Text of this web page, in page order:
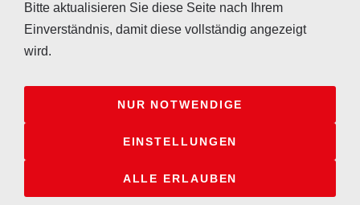
Widerrufsrecht für VerbraucherDatenschutzerklärung
Bitte aktualisieren Sie diese Seite nach Ihrem
Einverständnis, damit diese vollständig angezeigt
wird.
NUR NOTWENDIGE
EINSTELLUNGEN
ALLE ERLAUBEN